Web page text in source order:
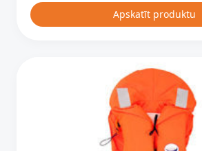
Apskatīt produktu